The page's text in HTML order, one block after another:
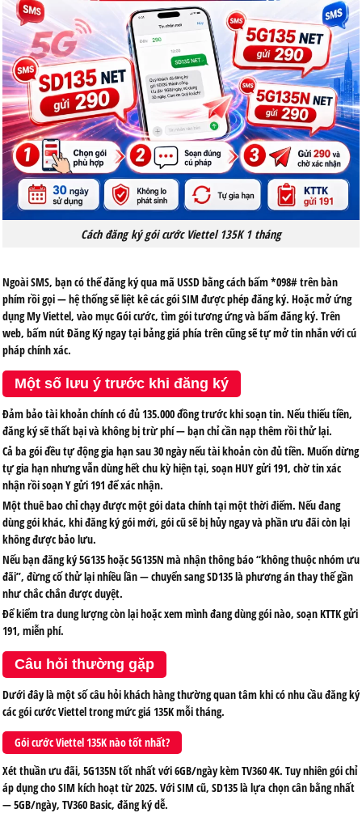
Cách đăng ký gói cước Viettel 135K 1 tháng
Ngoài SMS, bạn có thể đăng ký qua mã USSD bằng cách bấm*098#trên bàn
phím rồi gọi — hệ thống sẽ liệt kê các gói SIM được phép đăng ký. Hoặc mở ứng
dụngMy Viettel, vào mục Gói cước, tìm gói tương ứng và bấm đăng ký. Trên
web, bấm nút Đăng Ký ngay tại bảng giá phía trên cũng sẽ tự mở tin nhắn với cú
pháp chính xác.
Một số lưu ý trước khi đăng ký
Đảm bảo tài khoản chính có đủ 135.000 đồng trước khi soạn tin. Nếu thiếu tiền,
đăng ký sẽ thất bại và không bị trừ phí — bạn chỉ cần nạp thêm rồi thử lại.
Cả ba gói đều tự động gia hạn sau 30 ngày nếu tài khoản còn đủ tiền. Muốn dừng
tự gia hạn nhưng vẫn dùng hết chu kỳ hiện tại, soạnHUYgửi191, chờ tin xác
nhận rồi soạnYgửi191 để xác nhận.
Một thuê bao chỉ chạy được một gói data chính tại một thời điểm. Nếu đang
dùng gói khác, khi đăng ký gói mới, gói cũ sẽ bị hủy ngay và phần ưu đãi còn lại
không được bảo lưu.
Nếu bạn đăng ký 5G135 hoặc 5G135N mà nhận thông báo “không thuộc nhóm ưu
đãi”, đừng cố thử lại nhiều lần — chuyển sang SD135 là phương án thay thế gần
như chắc chắn được duyệt.
Để kiểm tra dung lượng còn lại hoặc xem mình đang dùng gói nào, soạnKTTKgửi
191, miễn phí.
Câu hỏi thường gặp
Dưới đây là một số câu hỏi khách hàng thường quan tâm khi có nhu cầu đăng ký
các gói cước Viettel trong mức giá 135K mỗi tháng.
Gói cước Viettel 135K nào tốt nhất?
Xét thuần ưu đãi, 5G135N tốt nhất với 6GB/ngày kèm TV360 4K. Tuy nhiên gói chỉ
áp dụng cho SIM kích hoạt từ 2025. Với SIM cũ, SD135 là lựa chọn cân bằng nhất
— 5GB/ngày, TV360 Basic, đăng ký dễ.